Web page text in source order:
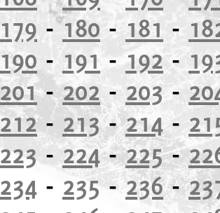
179 -180 - 181 -
190 - 191-192 -
201-202 - 203-
212- 213-214-
223 -224-225-
234 - 235-236-